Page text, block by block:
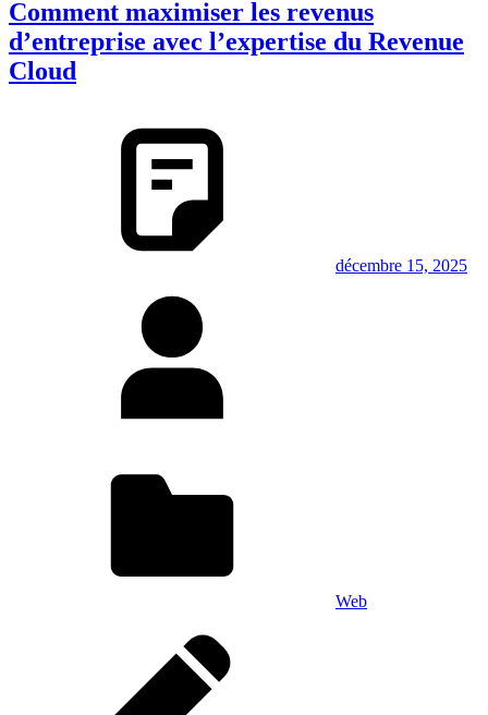
Comment maximiser les revenus
d’entreprise avec l’expertise du Revenue
Cloud
décembre 15, 2025
Web